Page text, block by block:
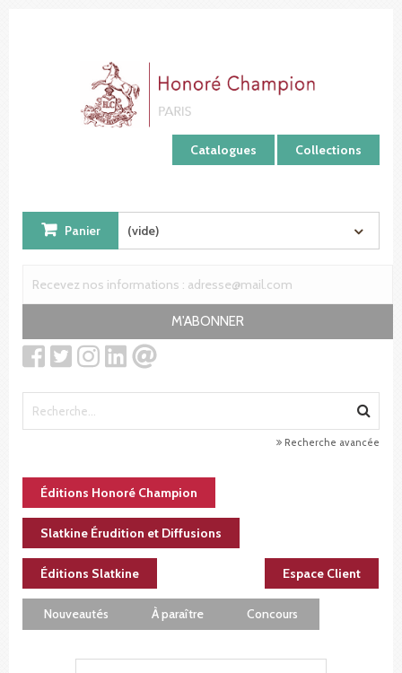
Catalogues Collections
Panier (vide)
M'ABONNER
Recherche avancée
Éditions Honoré Champion
Slatkine Érudition et Diffusions
Éditions Slatkine Espace Client
Nouveautés À paraître Concours